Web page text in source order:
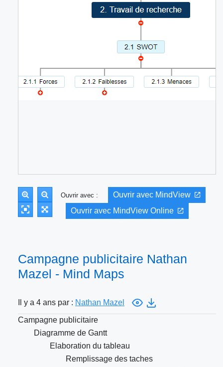
Ouvrir avec :
Ouvrir avec MindView
Ouvrir avec MindView Online
Campagne publicitaire Nathan
Mazel - Mind Maps
Il y a 4 ans par : Nathan Mazel
Campagne publicitaire
Diagramme de Gantt
Elaboration du tableau
Remplissage des taches